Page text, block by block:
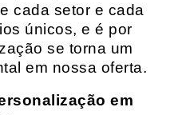
cada setor e cada
únicos, e é por
se torna um
em nossa oferta.
em